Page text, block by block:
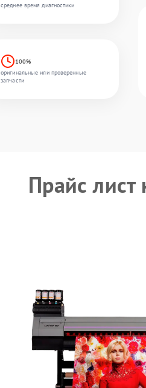
среднее время диагностики
100%
оригинальные или проверенные
запчасти
Прайс